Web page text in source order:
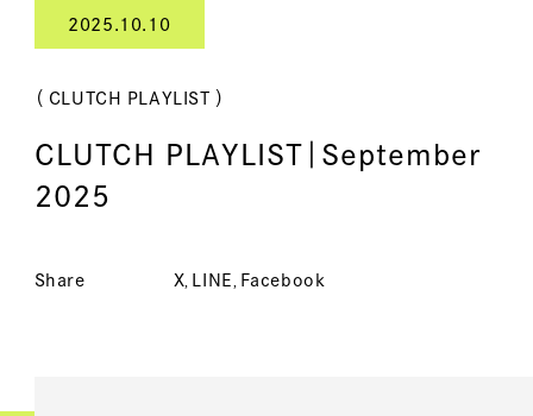
（ CLUTCH PLAYLIST ）
CLUTCH PLAYLIST｜September
2025
2025.10.10
Share X LINE Facebook